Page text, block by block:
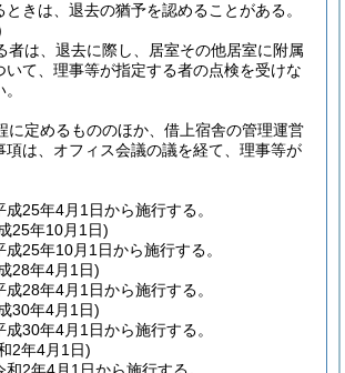
きは、退去の猶予を認めることがある。
者は、退去に際し、居室その他居室に附属
いて、理事等が指定する者の点検を受けな
に定めるもののほか、借上宿舎の管理運営
項は、オフィス会議の議を経て、理事等が
成25年4月1日から施行する。
25年10月1日)
成25年10月1日から施行する。
28年4月1日)
成28年4月1日から施行する。
30年4月1日)
成30年4月1日から施行する。
2年4月1日)